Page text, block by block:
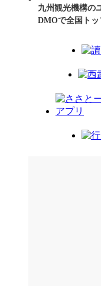
九州観光機構の
DMOで全国トッ